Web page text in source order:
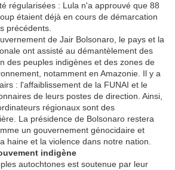
régularisées : Lula n'a approuvé que 88
étaient déjà en cours de démarcation
précédents.
de Jair Bolsonaro, le pays et la
ont assisté au démantèlement des
des peuples indigènes et des zones de
notamment en Amazonie. Il y a
: l'affaiblissement de la FUNAI et le
de leurs postes de direction. Ainsi,
régionaux sont des
La présidence de Bolsonaro restera
un gouvernement génocidaire et
haine et la violence dans notre nation.
indigène
autochtones est soutenue par leur